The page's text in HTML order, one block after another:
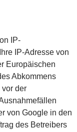
IP-
IP-Adresse von
Europäischen
Abkommens
vor der
von Google in den
des Betreibers